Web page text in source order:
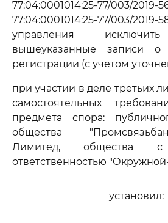
77:04:0001014:25-77/
77:04:0001014:25-77/003/
управления
вышеуказанные записи о
регистрации (с учетом
при участии в деле третьих
самостоятельных
предмета спора:
общества
Лимитед, общества с
ответственностью "Окружной-
установил: